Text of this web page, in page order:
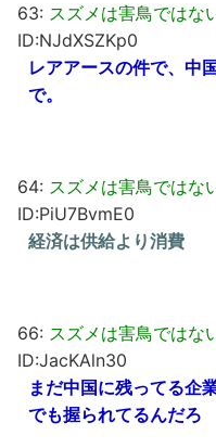
63: スズメは害鳥ではな
ID:NJdXSZKp0
レアアースの件で、中
で。
64: スズメは害鳥ではな
ID:PiU7BvmE0
経済は供給より消費
66: スズメは害鳥ではな
ID:JacKAln30
まだ中国に残ってる企
でも握られてるんだろ